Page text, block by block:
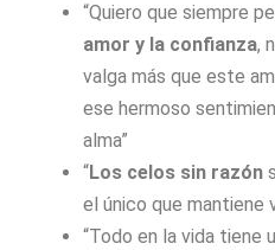
“Quiero que siempre
amor y la confianza,
valga más que este
ese hermoso
alma”
“Los celos sin razón
el único que mantiene
“Todo en la vida tiene